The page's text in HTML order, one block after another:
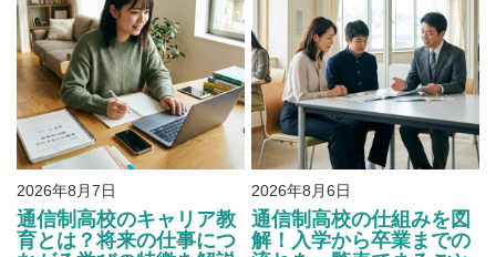
2026年8月7日
通信制高校のキャリア教
育とは？将来の仕事につ
2026年8月6日
通信制高校の仕組みを図
解！入学から卒業までの